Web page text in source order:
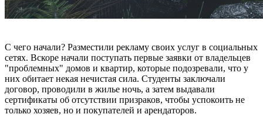
С чего начали? Разместили рекламу своих услуг в социальных
сетях. Вскоре начали поступать первые заявки от владельцев
"проблемных" домов и квартир, которые подозревали, что у
них обитает некая нечистая сила. Студенты заключали
договор, проводили в жилье ночь, а затем выдавали
сертификаты об отсутствии призраков, чтобы успокоить не
только хозяев, но и покупателей и арендаторов.